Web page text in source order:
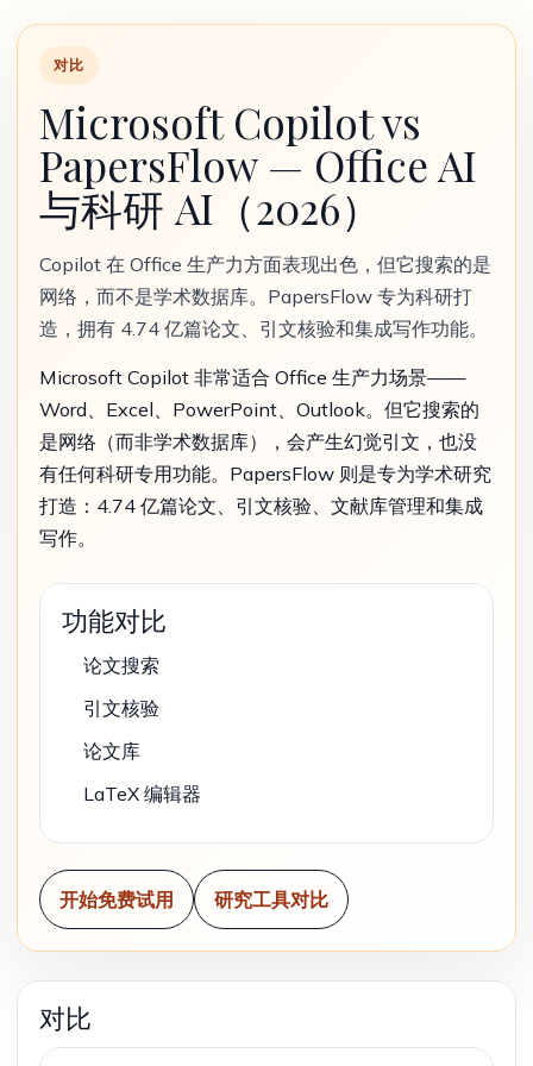
对比
Microsoft Copilot vs
PapersFlow — Office AI
与科研 AI（2026）
Copilot 在 Office 生产力方面表现出色，但它搜索的是
网络，而不是学术数据库。PapersFlow 专为科研打
造，拥有 4.74 亿篇论文、引文核验和集成写作功能。
Microsoft Copilot 非常适合 Office 生产力场景——
Word、Excel、PowerPoint、Outlook。但它搜索的
是网络（而非学术数据库），会产生幻觉引文，也没
有任何科研专用功能。PapersFlow 则是专为学术研究
打造：4.74 亿篇论文、引文核验、文献库管理和集成
写作。
功能对比
论文搜索
引文核验
论文库
LaTeX 编辑器
开始免费试用 研究工具对比
对比